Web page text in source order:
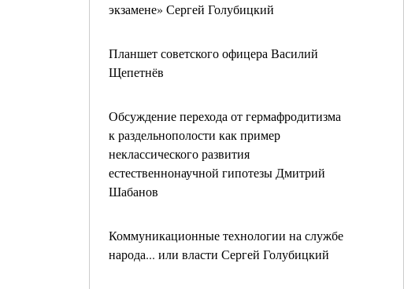
экзамене» Сергей Голубицкий
Планшет советского офицера Василий
Щепетнёв
Обсуждение перехода от гермафродитизма
к раздельнополости как пример
неклассического развития
естественнонаучной гипотезы Дмитрий
Шабанов
Коммуникационные технологии на службе
народа... или власти Сергей Голубицкий